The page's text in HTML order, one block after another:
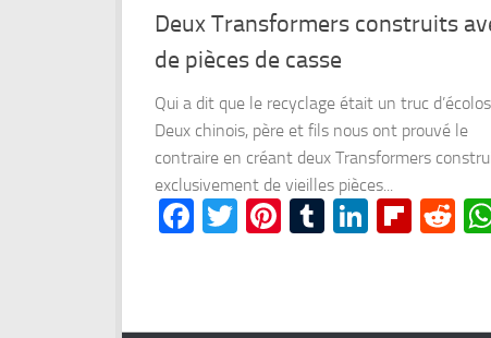
Deux Transformers construits
de pièces de casse
Qui a dit que le recyclage était un truc
Deux chinois, père et fils nous ont prouvé le
contraire en créant deux Transformers
exclusivement de vieilles pièces...
Facebook
Twitter
Pinterest
Tumblr
LinkedIn